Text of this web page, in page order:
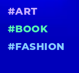
#ART
#BOOK
#FASHION